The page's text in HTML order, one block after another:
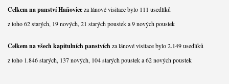
Celkem na panství Haňoviceza lánové visitace bylo 111 usedlíků
z toho 62 starých, 19 nových, 21 starých poustek a 9 nových poustek
Celkem na všech kapitulních panstvíchza lánové visitace bylo 2.149 usedlíků
z toho 1.846 starých, 137 nových, 104 starých poustek a 62 nových poustek